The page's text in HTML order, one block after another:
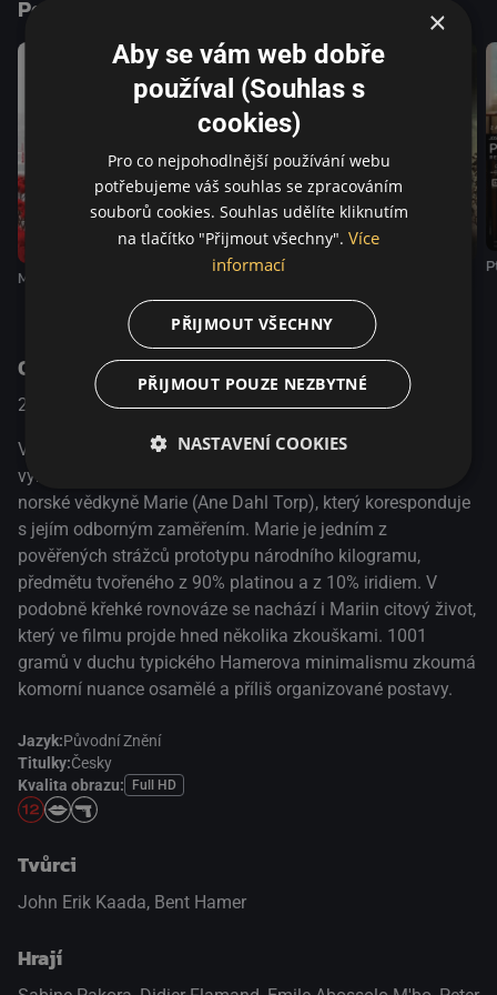
Podobné tituly
Malý Joe Můžeme být také mrtví
O pořadu
2014 Německo / Francie / Norsko Drama
Ve filmu 1001 gramů se Bent Hamer poprvé zaměřuje
výhradně na křehký emocionální život ženské postavy,
norské vědkyně Marie (Ane Dahl Torp), který koresponduje
s jejím odborným zaměřením. Marie je jedním z
pověřených strážců prototypu národního kilogramu,
předmětu tvořeného z 90% platinou a z 10% iridiem. V
podobně křehké rovnováze se nachází i Mariin citový život,
který ve filmu projde hned několika zkouškami. 1001
gramů v duchu typického Hamerova minimalismu zkoumá
komorní nuance osamělé a příliš organizované postavy.
Jazyk:Původní Znění
Titulky:Česky
Kvalita obrazu:
Full HD
Tvůrci
John Erik Kaada, Bent Hamer
Hrají
×
Aby se vám web dobře
používal (Souhlas s
cookies)
Pro co nejpohodlnější používání webu
potřebujeme váš souhlas se zpracováním
souborů cookies. Souhlas udělíte kliknutím
na tlačítko "Přijmout všechny". Více
informací
PŘIJMOUT VŠECHNY
PŘIJMOUT POUZE NEZBYTNÉ
NASTAVENÍ COOKIES